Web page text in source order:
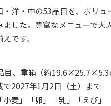
・洋・中の53品目を、ボリ
ました。豊富なメニューで大
です。
目、重箱（約
2027年1月2日（土）まで
麦」「卵」「乳」「えび」